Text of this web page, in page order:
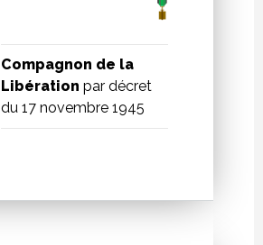
Compagnon de la
Libération par décret
du 17 novembre 1945